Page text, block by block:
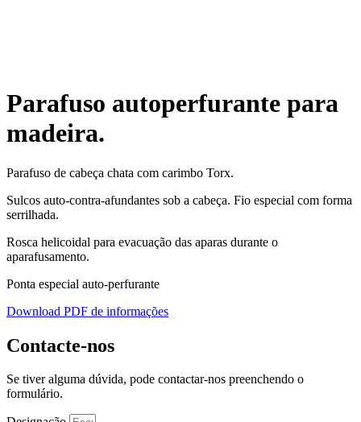
Parafuso autoperfurante para
madeira.
Parafuso de cabeça chata com carimbo Torx.
Sulcos auto-contra-afundantes sob a cabeça. Fio especial com forma
serrilhada.
Rosca helicoidal para evacuação das aparas durante o
aparafusamento.
Ponta especial auto-perfurante
Download PDF de informações
Contacte-nos
Se tiver alguma dúvida, pode contactar-nos preenchendo o
formulário.